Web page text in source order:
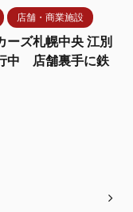
店舗・商業施設
ーズ札幌中央 江別
中 店舗裏手に鉄